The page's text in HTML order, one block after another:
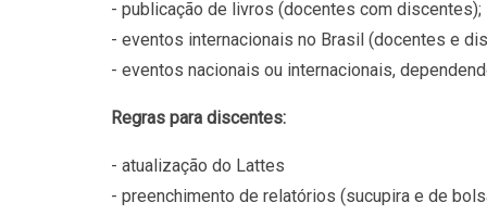
- publicação de livros (docentes com discentes);
- eventos internacionais no Brasil (docentes e
- eventos nacionais ou internacionais,
Regras para discentes:
- atualização do Lattes
- preenchimento de relatórios (sucupira e de